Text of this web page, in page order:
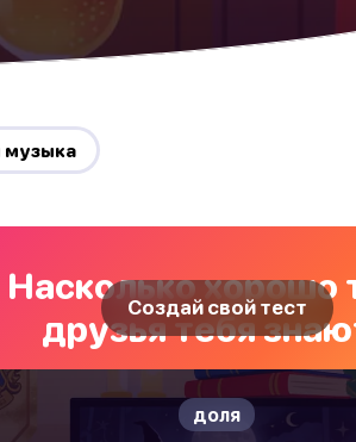
музыка
Насколько хорошо
друзья тебя
Создай свой тест
доля